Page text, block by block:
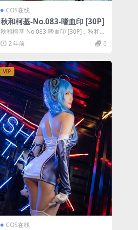
COS在线
秋和柯基-No.083-嗜血印 [30P]
秋和柯基-No.083-嗜血印 [30P]，秋和柯
基在线作品导航：秋和柯基套图合...
2 年前 6
VIP
COS在线